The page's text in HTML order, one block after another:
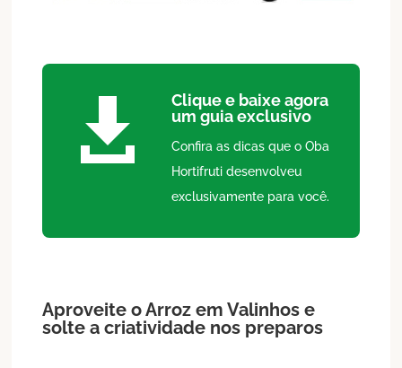

Clique e baixe agora
um guia exclusivo
Confira as dicas que o Oba
Hortifruti desenvolveu
exclusivamente para você.
Aproveite oArroz emValinhos e
solte a criatividade nos preparos